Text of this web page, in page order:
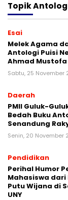
Topik
Esai
Melek Agama
Antologi Puisi
Ahmad Mustofa
Sabtu, 25 November
Daerah
PMII Guluk-
Bedah Buku
Senandung
Senin, 20 November
Pendidikan
Perihal Humor
Mahasiswa
Putu Wijana di
UNY